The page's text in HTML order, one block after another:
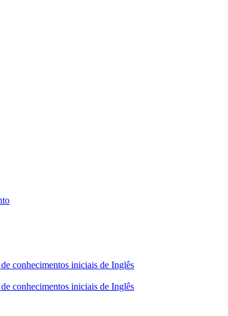
conhecimentos iniciais de Inglês
conhecimentos iniciais de Inglês